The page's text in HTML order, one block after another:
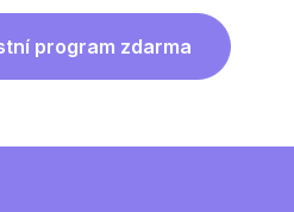
program zdarma